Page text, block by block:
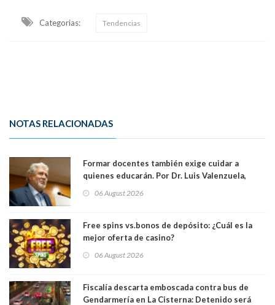
Categorias: Tendencias
NOTAS RELACIONADAS
Formar docentes también exige cuidar a
quienes educarán. Por Dr. Luis Valenzuela,
Académicos U. Católica Silva Henríquez
06 August 2026
Free spins vs.bonos de depósito: ¿Cuál es la
mejor oferta de casino?
06 August 2026
Fiscalía descarta emboscada contra bus de
Gendarmería en La Cisterna: Detenido será